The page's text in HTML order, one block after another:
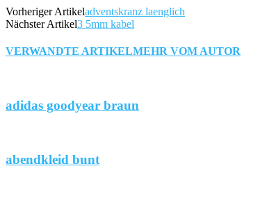
Vorheriger Artikeladventskranz laenglich
Nächster Artikel3 5mm kabel
VERWANDTE ARTIKELMEHR VOM AUTOR
adidas goodyear braun
abendkleid bunt